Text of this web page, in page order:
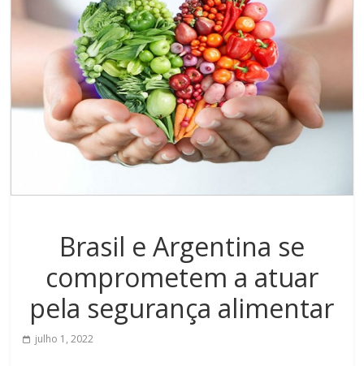
Brasil e Argentina se
comprometem a atuar
pela segurança alimentar
julho 1, 2022